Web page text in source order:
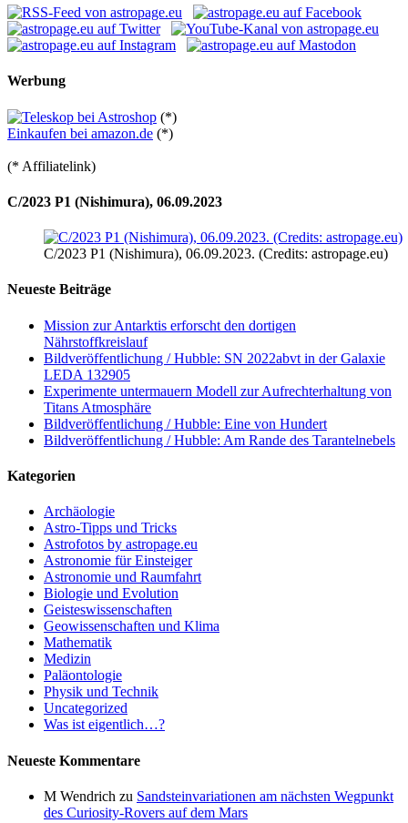
Werbung
(*)
Einkaufen bei amazon.de (*)
(* Affiliatelink)
C/2023 P1 (Nishimura), 06.09.2023
C/2023 P1 (Nishimura), 06.09.2023. (Credits: astropage.eu)
Neueste Beiträge
Mission zur Antarktis erforscht den dortigen
Nährstoffkreislauf
Bildveröffentlichung / Hubble: SN 2022abvt in der Galaxie
LEDA 132905
Experimente untermauern Modell zur Aufrechterhaltung von
Titans Atmosphäre
Bildveröffentlichung / Hubble: Eine von Hundert
Bildveröffentlichung / Hubble: Am Rande des Tarantelnebels
Kategorien
Archäologie
Astro-Tipps und Tricks
Astrofotos by astropage.eu
Astronomie für Einsteiger
Astronomie und Raumfahrt
Biologie und Evolution
Geisteswissenschaften
Geowissenschaften und Klima
Mathematik
Medizin
Paläontologie
Physik und Technik
Uncategorized
Was ist eigentlich…?
Neueste Kommentare
M Wendrich zu Sandsteinvariationen am nächsten Wegpunkt
des Curiosity-Rovers auf dem Mars